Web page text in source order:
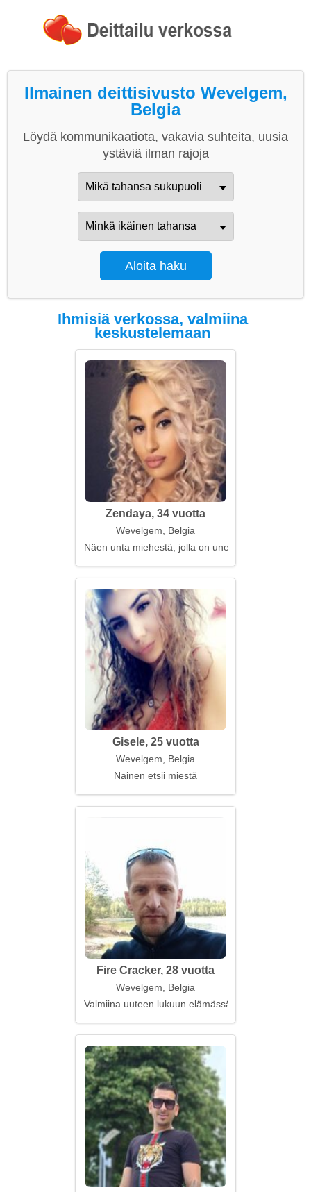
Ilmainen deittisivusto Wevelgem,
Belgia
Löydä kommunikaatiota, vakavia suhteita, uusia
ystäviä ilman rajoja
Ihmisiä verkossa, valmiina
keskustelemaan
Zendaya, 34 vuotta
Wevelgem, Belgia
Näen unta miehestä, jolla on unelma
Gisele, 25 vuotta
Wevelgem, Belgia
Nainen etsii miestä
Fire Cracker, 28 vuotta
Wevelgem, Belgia
Valmiina uuteen lukuun elämässä